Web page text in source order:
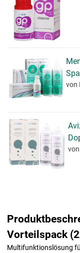
von
Vorteilspack
Multifunktionslösung